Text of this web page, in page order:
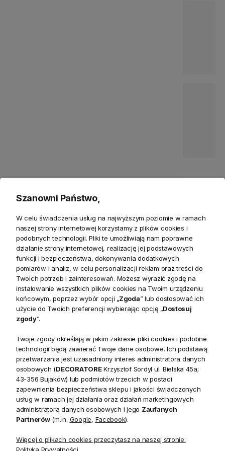
Bestsellery
Abażurem Wys. 72cm
1 266,50 zł
Cena regularna:1 490,00 zł
-15%
Delia Lene Bjerre
379,00 zł
Szanowni Państwo,
W celu świadczenia usług na najwyższym poziomie w ramach
naszej strony internetowej korzystamy z plików cookies i
podobnych technologii. Pliki te umożliwiają nam poprawne
działanie strony internetowej, realizację jej podstawowych
funkcji i bezpieczeństwa, dokonywania dodatkowych
pomiarów i analiz, w celu personalizacji reklam oraz treści do
Twoich potrzeb i zainteresowań. Możesz wyrazić zgodę na
instalowanie wszystkich plików cookies na Twoim urządzeniu
końcowym, poprzez wybór opcji „Zgoda” lub dostosować ich
użycie do Twoich preferencji wybierając opcję „Dostosuj
zgody”.
Twoje zgody określają w jakim zakresie pliki cookies i podobne
technologii będą zawierać Twoje dane osobowe. Ich podstawą
przetwarzania jest uzasadniony interes administratora danych
osobowych (DECORATOREKrzysztof Sordyl ul. Bielska 45a;
43-356 Bujaków) lub podmiotów trzecich w postaci
zapewnienia bezpieczeństwa sklepu i jakości świadczonych
usług w ramach jej działania oraz działań marketingowych
administratora danych osobowych i jego Zaufanych
Partnerów(m.in. Google, Facebook).
Więcej o plikach cookies przeczytasz na naszej stronie: